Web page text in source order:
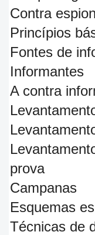
Contra
Princípios
Fontes de
Informantes
A contra
prova
Campanas
Esquemas
Técnicas de